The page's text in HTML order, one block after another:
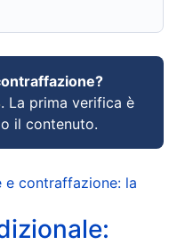
. La prima verifica è
il contenuto.
e contraffazione: la